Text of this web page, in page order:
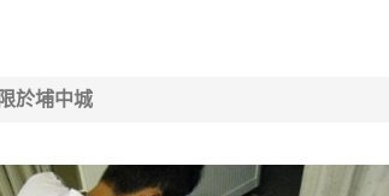
於埔中城